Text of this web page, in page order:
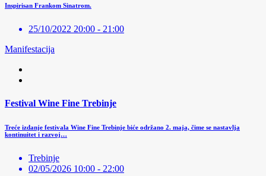
Inspirisan Frankom Sinatrom.
25/10/2022 20:00 - 21:00
Manifestacija
Festival Wine Fine Trebinje
Treće izdanje festivala Wine Fine Trebinje biće održano 2. maja, čime se nastavlja
kontinuitet i razvoj…
Trebinje
02/05/2026 10:00 - 22:00